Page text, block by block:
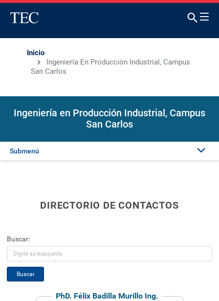
Inicio
Ingeniería En Producción Industrial, Campus
San Carlos
Ingeniería en Producción Industrial, Campus
San Carlos
Submenú
Investigación y extensión
DIRECTORIO DE CONTACTOS
Buscar:
Buscar
PhD. Félix Badilla Murillo Ing.